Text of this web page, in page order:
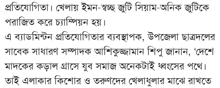
প্রতিযোগিতা। খেলায় ইমন-স্বচ্ছ জুটি সিয়াম-অনিক জুটিকে
পরাজিত করে চ্যাম্পিয়ন হয়।
এ ব্যাডমিন্টন প্রতিযোগিতার ব্যবস্থাপক, উপজেলা ছাত্রদলের
সাবেক সাধারণ সম্পাদক আশিকুজ্জামান শিপু জানান, ‘দেশে
মাদকের কড়াল গ্রাসে যুব সমাজ অনেকটাই ধ্বংসের পথে।
তাই এলাকার কিশোর ও তরুণদের খেলাধুলার মাঝে রাখতে